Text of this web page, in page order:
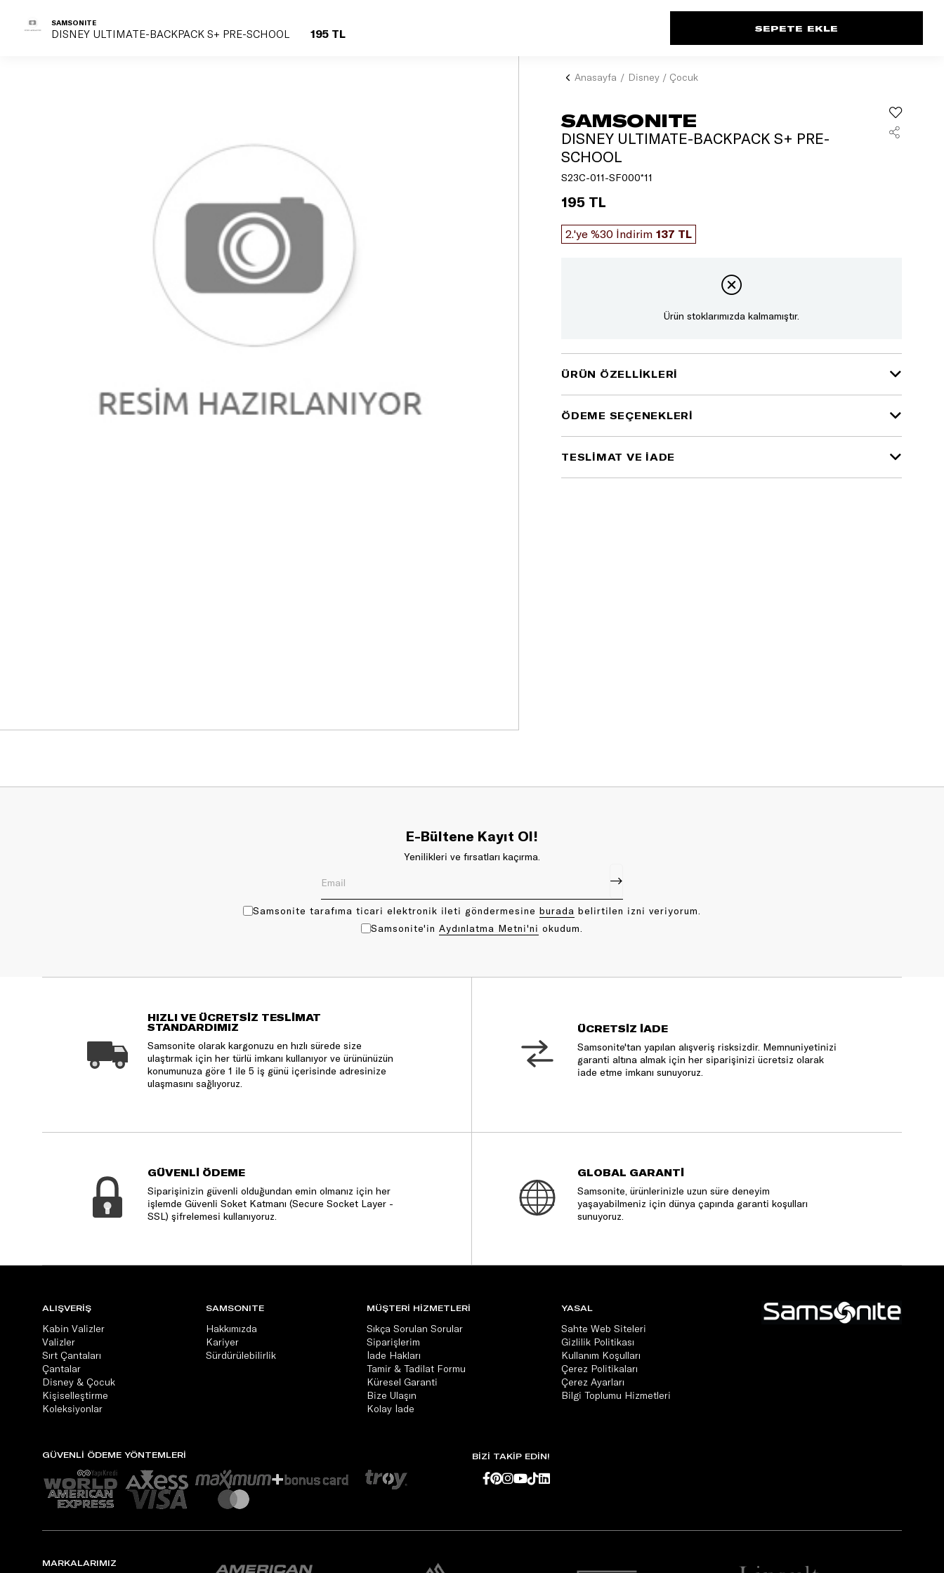
Anasayfa Disney / Çocuk
SAMSONITE
DISNEY ULTIMATE-BACKPACK S+ PRE-
SCHOOL
S23C-011-SF000*11
195 TL
2.'ye %30 İndirim 137 TL
Ürün stoklarımızda kalmamıştır.
ÜRÜN ÖZELLIKLERI
ÖDEME SEÇENEKLERI
TESLİMAT VE İADE
E-Bültene Kayıt Ol!
Yenilikleri ve fırsatları kaçırma.
Samsonite tarafıma ticari elektronik ileti göndermesine bu rada belirtilen izni veriyorum.
Samsonite'in Aydınlatma Metni'ni okudum.
HIZLI VE ÜCRETSİZ TESLİMAT
STANDARDIMIZ
Samsonite olarak kargonuzu en hızlı sürede size
ulaştırmak için her türlü imkanı kullanıyor ve ürününüzün
konumunuza göre 1 ile 5 iş günü içerisinde adresinize
ulaşmasını sağlıyoruz.
ÜCRETSİZ İADE
Samsonite'tan yapılan alışveriş risksizdir. Memnuniyetinizi
garanti altına almak için her siparişinizi ücretsiz olarak
iade etme imkanı sunuyoruz.
GÜVENLİ ÖDEME
Siparişinizin güvenli olduğundan emin olmanız için her
işlemde Güvenli Soket Katmanı (Secure Socket Layer -
SSL) şifrelemesi kullanıyoruz.
GLOBAL GARANTİ
Samsonite, ürünlerinizle uzun süre deneyim
yaşayabilmeniz için dünya çapında garanti koşulları
sunuyoruz.
ALIŞVERİŞ
Kabin Valizler
Valizler
Sırt Çantaları
Çantalar
Disney & Çocuk
Kişiselleştirme
Koleksiyonlar
SAMSONITE
Hakkımızda
Kariyer
Sürdürülebilirlik
MÜŞTERİ HİZMETLERİ
Sıkça Sorulan Sorular
Siparişlerim
İade Hakları
Tamir & Tadilat Formu
Küresel Garanti
Bize Ulaşın
Kolay İade
YASAL
Sahte Web Siteleri
Gizlilik Politikası
Kullanım Koşulları
Çerez Politikaları
Çerez Ayarları
Bilgi Toplumu Hizmetleri
GÜVENLİ ÖDEME YÖNTEMLERİ BİZİ TAKİP EDİN!
MARKALARIMIZ
SAMSONITE
DISNEY ULTIMATE-BACKPACK S+ PRE-SCHOOL 195 TL